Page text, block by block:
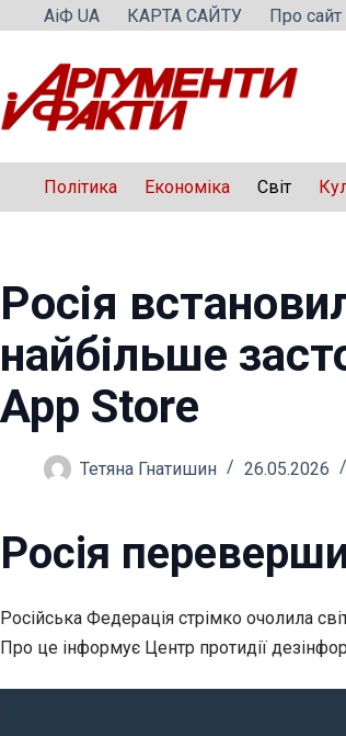
Перейти
вмісту
АіФ UA КАРТА САЙТУ Про сайт
Політика Економіка Світ
Росія
найбільше
App Store
Тетяна Гнатишин 26.05.2026
Росія
Російська Федерація стрімко очолила
Про це інформує Центр протидії